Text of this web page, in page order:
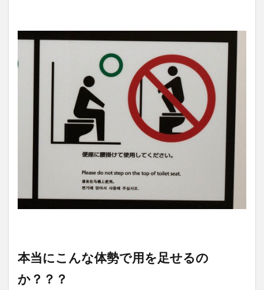
本当にこんな体勢で用を足せるの
か？？？